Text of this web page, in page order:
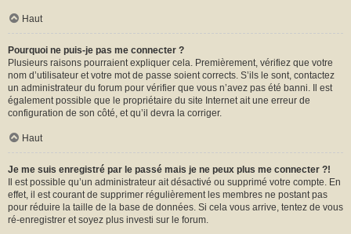
Haut
Pourquoi ne puis-je pas me connecter ?
Plusieurs raisons pourraient expliquer cela. Premièrement, vérifiez que votre
nom d’utilisateur et votre mot de passe soient corrects. S’ils le sont, contactez
un administrateur du forum pour vérifier que vous n’avez pas été banni. Il est
également possible que le propriétaire du site Internet ait une erreur de
configuration de son côté, et qu’il devra la corriger.
Haut
Je me suis enregistré par le passé mais je ne peux plus me connecter ?!
Il est possible qu’un administrateur ait désactivé ou supprimé votre compte. En
effet, il est courant de supprimer régulièrement les membres ne postant pas
pour réduire la taille de la base de données. Si cela vous arrive, tentez de vous
ré-enregistrer et soyez plus investi sur le forum.